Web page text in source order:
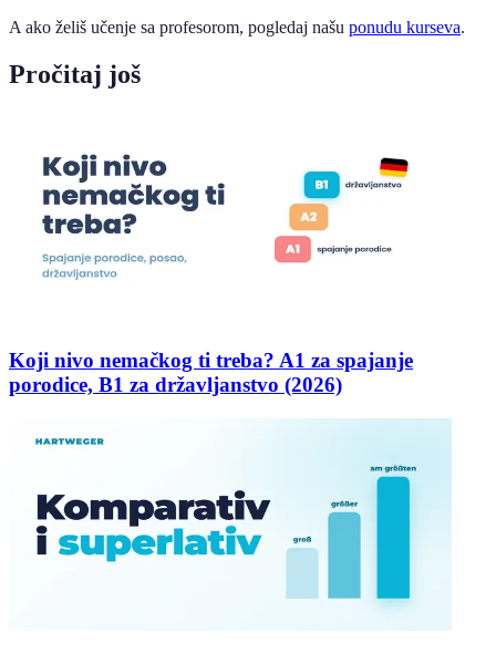
A ako želiš učenje sa profesorom, pogledaj našu ponudu kurseva.
Pročitaj još
Koji nivo nemačkog ti treba? A1 za spajanje
porodice, B1 za državljanstvo (2026)